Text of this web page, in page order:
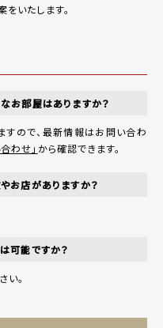
いたします。
お部屋はありますか？
ので、最新情報はお問い合わ
わせ」 から確認できます。
お店がありますか？
可能ですか？
い。